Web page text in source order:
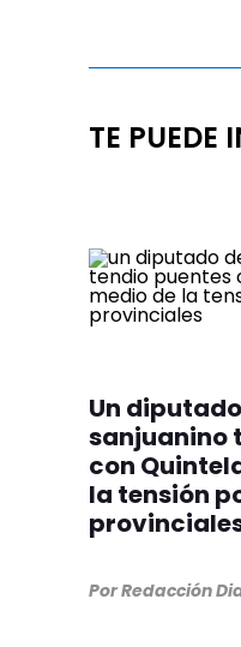
TE PUEDE
Un
sanjuanino
con
la tensión
PorRedacción